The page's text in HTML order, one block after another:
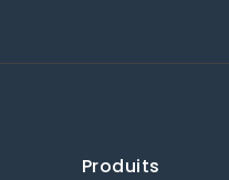
Produits